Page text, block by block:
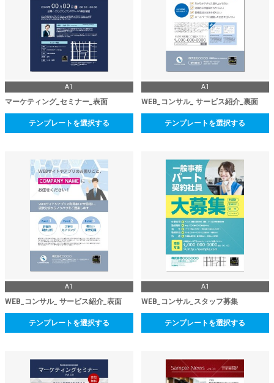
A1
マーケティング_セミナー_表面
テンプレートを選択する
A1
WEB_コンサル_ サービス紹介_裏面
テンプレートを選択する
A1
WEB_コンサル_ サービス紹介_表面
テンプレートを選択する
A1
WEB_コンサル_スタッフ募集
テンプレートを選択する